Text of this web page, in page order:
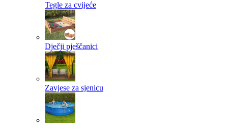
Tegle za cvijeće
Dječji pješčanici
Zavjese za sjenicu